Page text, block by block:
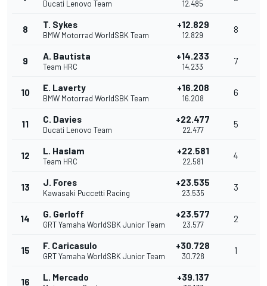
Ducati Lenovo Team 12.485
8 T. Sykes
BMW Motorrad WorldSBK Team
+12.829
12.829
8
9 A. Bautista
Team HRC
+14.233
14.233
7
10 E. Laverty
BMW Motorrad WorldSBK Team
+16.208
16.208
6
11 C. Davies
Ducati Lenovo Team
+22.477
22.477
5
12 L. Haslam
Team HRC
+22.581
22.581
4
13 J. Fores
Kawasaki Puccetti Racing
+23.535
23.535
3
14 G. Gerloff
GRT Yamaha WorldSBK Junior Team
+23.577
23.577
2
15 F. Caricasulo
GRT Yamaha WorldSBK Junior Team
+30.728
30.728
1
16 L. Mercado +39.137